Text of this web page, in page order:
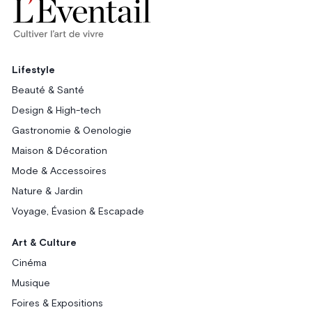
Lifestyle
Beauté & Santé
Design & High-tech
Gastronomie & Oenologie
Maison & Décoration
Mode & Accessoires
Nature & Jardin
Voyage, Évasion & Escapade
Art & Culture
Cinéma
Musique
Foires & Expositions